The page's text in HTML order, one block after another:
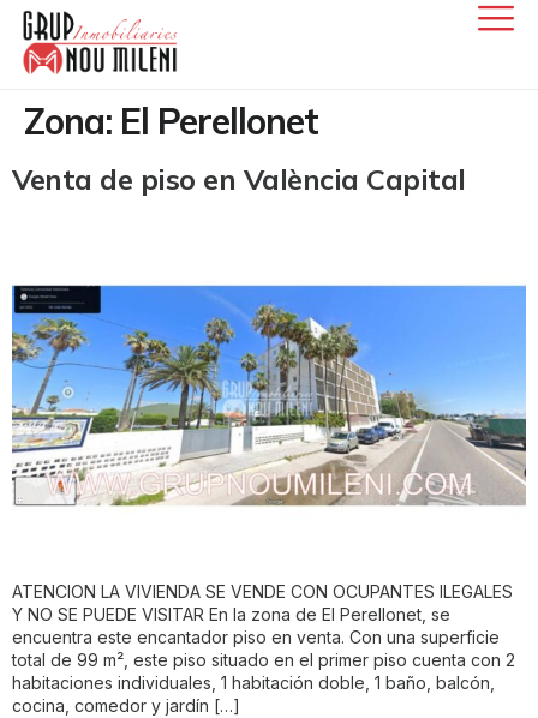
Zona: El Perellonet
Venta de piso en València Capital
ATENCION LA VIVIENDA SE VENDE CON OCUPANTES ILEGALES
Y NO SE PUEDE VISITAR En la zona de El Perellonet, se
encuentra este encantador piso en venta. Con una superficie
total de 99 m², este piso situado en el primer piso cuenta con 2
habitaciones individuales, 1 habitación doble, 1 baño, balcón,
cocina, comedor y jardín […]